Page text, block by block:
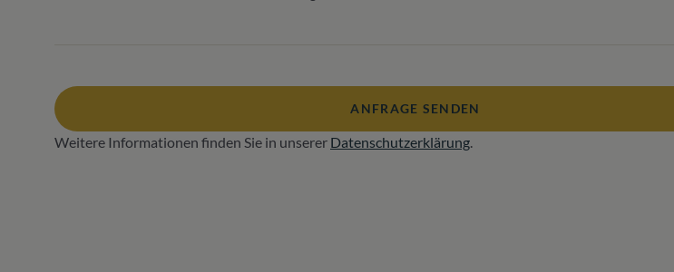
ANFRAGE SENDEN
Weitere Informationen finden Sie in unserer Datenschutzerklärung.